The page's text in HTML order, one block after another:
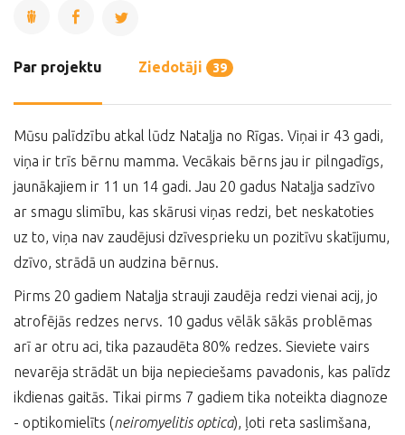
Par projektu Ziedotāji 39
Mūsu palīdzību atkal lūdz Nataļja no Rīgas. Viņai ir 43 gadi,
viņa ir trīs bērnu mamma. Vecākais bērns jau ir pilngadīgs,
jaunākajiem ir 11 un 14 gadi. Jau 20 gadus Nataļja sadzīvo
ar smagu slimību, kas skārusi viņas redzi, bet neskatoties
uz to, viņa nav zaudējusi dzīvesprieku un pozitīvu skatījumu,
dzīvo, strādā un audzina bērnus.
Pirms 20 gadiem Nataļja strauji zaudēja redzi vienai acij, jo
atrofējās redzes nervs. 10 gadus vēlāk sākās problēmas
arī ar otru aci, tika pazaudēta 80% redzes. Sieviete vairs
nevarēja strādāt un bija nepieciešams pavadonis, kas palīdz
ikdienas gaitās. Tikai pirms 7 gadiem tika noteikta diagnoze
- optikomielīts (neiromyelitis optica), ļoti reta saslimšana,